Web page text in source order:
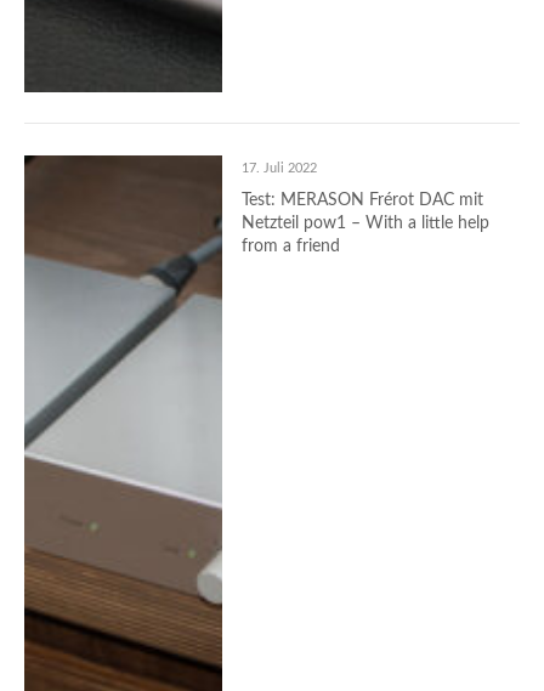
17. Juli 2022
Test: MERASON Frérot DAC mit
Netzteil pow1 – With a little help
from a friend